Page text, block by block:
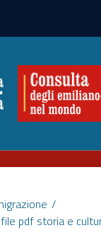
file pdf storia e